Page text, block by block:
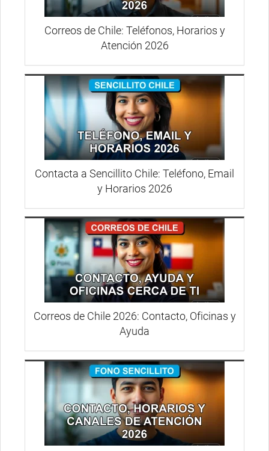
Correos de Chile: Teléfonos, Horarios y
Atención 2026
Contacta a Sencillito Chile: Teléfono, Email
y Horarios 2026
Correos de Chile 2026: Contacto, Oficinas y
Ayuda